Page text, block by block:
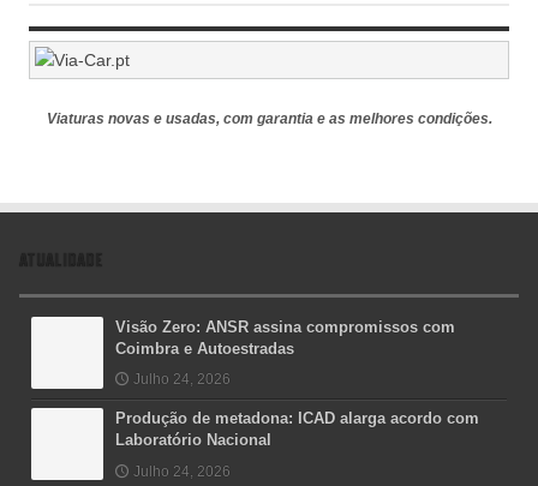
Viaturas novas e usadas, com garantia e as melhores condições.
ATUALIDADE
Visão Zero: ANSR assina compromissos com
Coimbra e Autoestradas
Julho 24, 2026
Produção de metadona: ICAD alarga acordo com
Laboratório Nacional
Julho 24, 2026